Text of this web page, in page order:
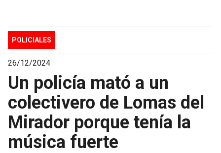
POLICIALES
26/12/2024
Un policía mató a un
colectivero de Lomas del
Mirador porque tenía la
música fuerte